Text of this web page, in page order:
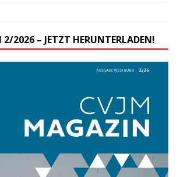
2026 – JETZT HERUNTERLADEN!